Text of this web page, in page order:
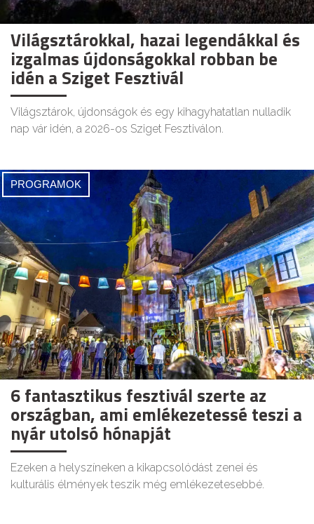
Világsztárokkal, hazai legendákkal és
izgalmas újdonságokkal robban be
idén a Sziget Fesztivál
Világsztárok, újdonságok és egy kihagyhatatlan nulladik
nap vár idén, a 2026-os Sziget Fesztiválon.
PROGRAMOK
6 fantasztikus fesztivál szerte az
országban, ami emlékezetessé teszi a
nyár utolsó hónapját
Ezeken a helyszíneken a kikapcsolódást zenei és
kulturális élmények teszik még emlékezetesebbé.